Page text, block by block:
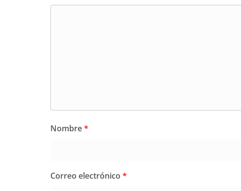
Nombre*
Correo electrónico *